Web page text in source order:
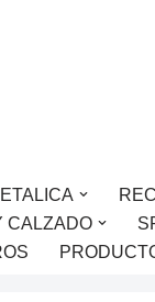
CALZADO